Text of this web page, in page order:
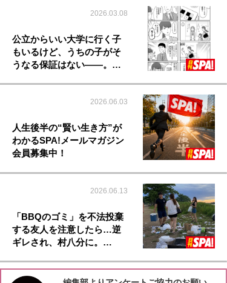
2026.03.08
公立からいい大学に行く子
もいるけど、うちの子がそ
うなる保証はない――。…
2026.06.03
人生後半の“賢い生き方”が
わかるSPA!メールマガジン
会員募集中！
2026.06.13
「BBQのゴミ」を不法投棄
する友人を注意したら…逆
ギレされ、村八分に。…